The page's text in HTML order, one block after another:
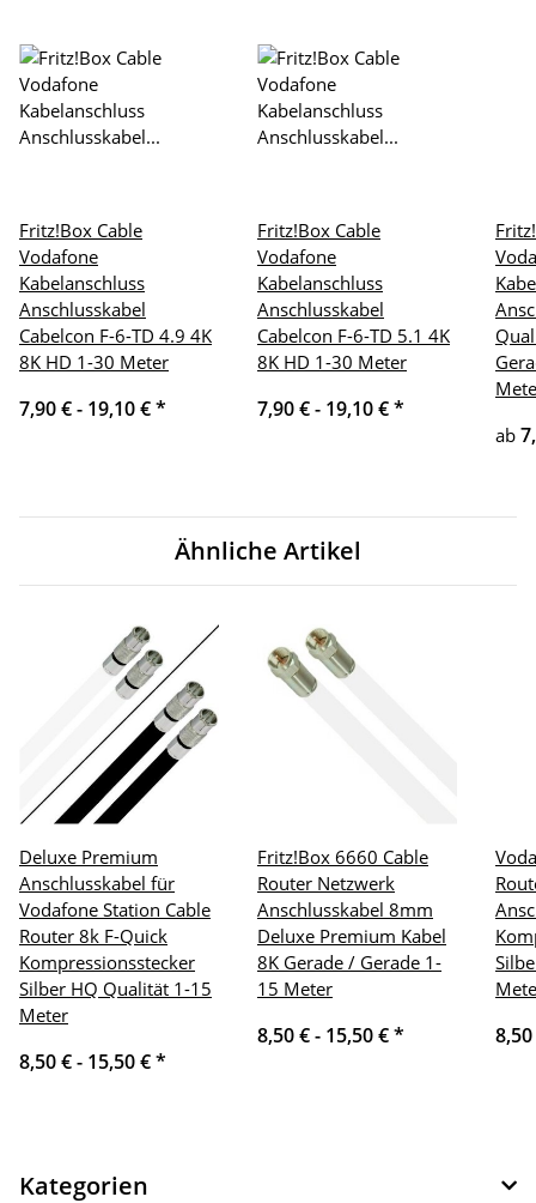
Fritz!Box Cable
Vodafone
Kabelanschluss
Anschlusskabel
Cabelcon F-6-TD 4.9 4K
8K HD 1-30 Meter
7,90 € - 19,10 €*
Fritz!Box Cable
Vodafone
Kabelanschluss
Anschlusskabel
Cabelcon F-6-TD 5.1 4K
8K HD 1-30 Meter
7,90 € - 19,10 €*
ab
Ähnliche Artikel
Deluxe Premium
Anschlusskabel für
Vodafone Station Cable
Router 8k F-Quick
Kompressionsstecker
Silber HQ Qualität 1-15
Meter
8,50 € - 15,50 €*
Fritz!Box 6660 Cable
Router Netzwerk
Anschlusskabel 8mm
Deluxe Premium Kabel
8K Gerade / Gerade 1-
15 Meter
8,50 € - 15,50 €*
Kategorien